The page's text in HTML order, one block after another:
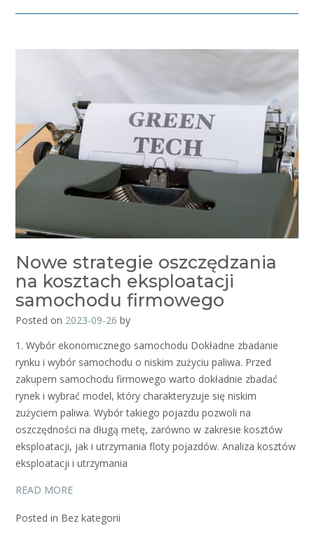
Nowe strategie oszczędzania
na kosztach eksploatacji
samochodu firmowego
Posted on 2023-09-26 by
1. Wybór ekonomicznego samochodu Dokładne zbadanie
rynku i wybór samochodu o niskim zużyciu paliwa. Przed
zakupem samochodu firmowego warto dokładnie zbadać
rynek i wybrać model, który charakteryzuje się niskim
zużyciem paliwa. Wybór takiego pojazdu pozwoli na
oszczędności na długą metę, zarówno w zakresie kosztów
eksploatacji, jak i utrzymania floty pojazdów. Analiza kosztów
eksploatacji i utrzymania
READ MORE
Posted in Bez kategorii